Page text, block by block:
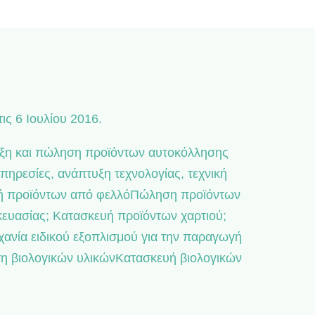
6 Ιουλίου 2016.
και πώληση προϊόντων αυτοκόλλησης
ανάπτυξη τεχνολογίας, τεχνική
προϊόντων από φελλόΠώληση προϊόντων
Κατασκευή προϊόντων χαρτιού;
ειδικού εξοπλισμού για την παραγωγή
υλικώνΚατασκευή βιολογικών